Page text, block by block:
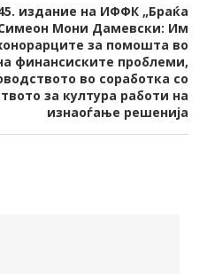
издание на ИФФК „Браќа
Мони Дамевски: Им
за помошта во
финансиските проблеми,
во соработка со
за култура работи на
изнаоѓање решенија